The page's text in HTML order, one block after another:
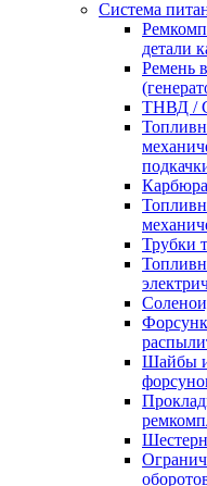
Система
детали
Ремень
ТНВД /
Трубки
Шайбы